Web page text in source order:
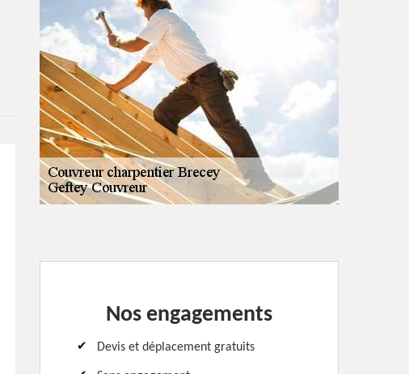
Nos engagements
Devis et déplacement gratuits